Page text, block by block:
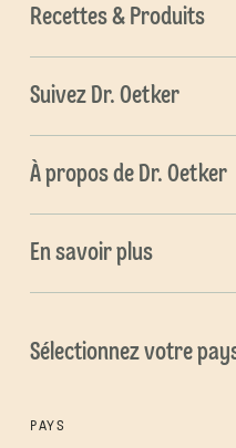
Recettes & Produits
Suivez Dr. Oetker
À propos de Dr. Oetker
En savoir plus
Sélectionnez votre
PAYS